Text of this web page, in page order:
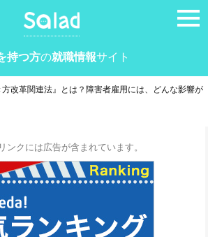
持つ方の就職情報サイト
方改革関連法』とは？障害者雇用には、どんな影響が
ンクには広告が含まれています。